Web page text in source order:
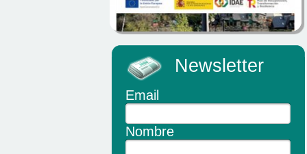
Newsletter
Email
Nombre